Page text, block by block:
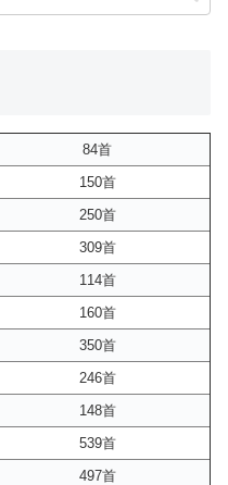
84首
150首
250首
309首
114首
160首
350首
246首
148首
539首
497首